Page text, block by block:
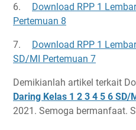
6.
Download RPP 1
Pertemuan 8
7.
Download RPP 1
SD/MI Pertemuan 7
Demikianlah artikel terkait
Daring Kelas 1 2 3 4 5 6
2021. Semoga bermanfaat.